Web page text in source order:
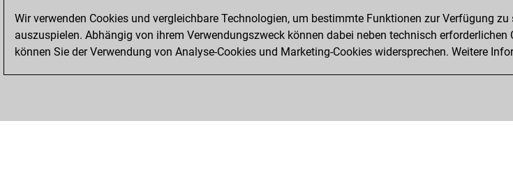
Wir verwenden Cookies und vergleichbare Technologien, um bestimmte Funktionen zur Verfügung
auszuspielen. Abhängig von ihrem Verwendungszweck können dabei neben technisch
können Sie der Verwendung von Analyse-Cookies und Marketing-Cookies widersprechen. Weitere